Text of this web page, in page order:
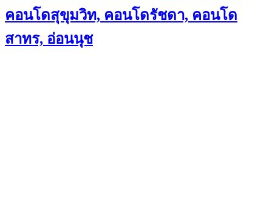
คอนโดสุขุมวิท, คอนโดรัชดา, คอนโด
สาทร, อ่อนนุช